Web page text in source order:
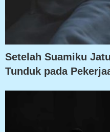
Setelah Suamiku
Tunduk pada